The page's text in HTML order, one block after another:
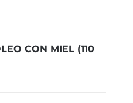
CON MIEL (110